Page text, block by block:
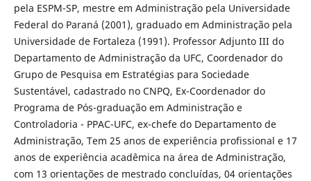
pela ESPM-SP, mestre em Administração pela Universidade
Federal do Paraná (2001), graduado em Administração pela
Universidade de Fortaleza (1991). Professor Adjunto III do
Departamento de Administração da UFC, Coordenador do
Grupo de Pesquisa em Estratégias para Sociedade
Sustentável, cadastrado no CNPQ, Ex-Coordenador do
Programa de Pós-graduação em Administração e
Controladoria - PPAC-UFC, ex-chefe do Departamento de
Administração, Tem 25 anos de experiência profissional e 17
anos de experiência acadêmica na área de Administração,
com 13 orientações de mestrado concluídas, 04 orientações